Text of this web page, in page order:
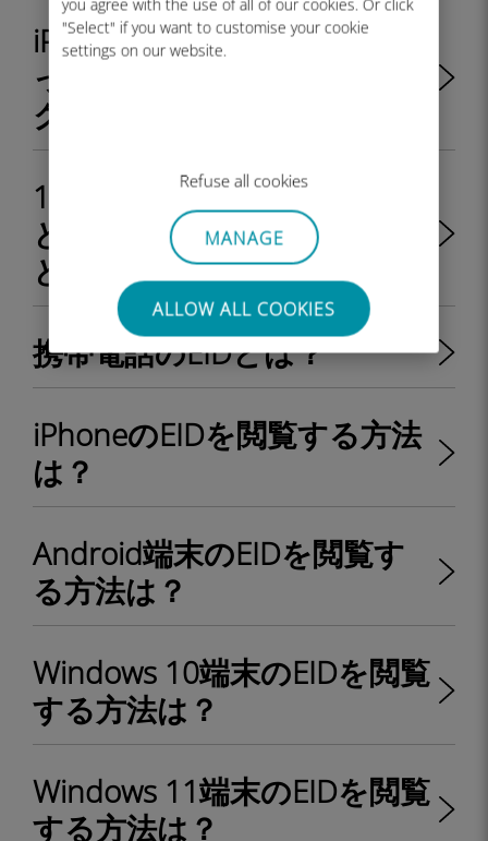
you agree with the use of all of our cookies. Or click
"Select" if you want to customise your cookie
settings on our website.
Refuse all cookies
MANAGE
ALLOW ALL COOKIES
iPhone/iPad はキャリアによ
ってロック解除またはロッ
クされていますか?
1つの端末で物理SIMカード
とeSIMを同時に利用するこ
とは可能ですか？
携帯電話のEIDとは？
iPhoneのEIDを閲覧する方法
は？
Android端末のEIDを閲覧す
る方法は？
Windows 10端末のEIDを閲覧
する方法は？
Windows 11端末のEIDを閲覧
する方法は？